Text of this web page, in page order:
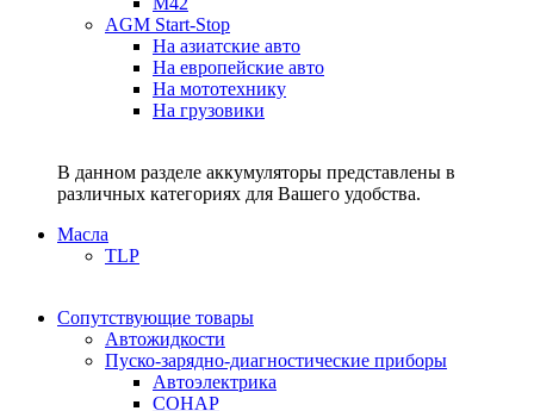
AGM Start-Stop
На азиатские авто
На европейские авто
На мототехнику
На грузовики
В данном разделе аккумуляторы представлены в
различных категориях для Вашего удобства.
Масла
TLP
Сопутствующие товары
Автожидкости
Пуско-зарядно-диагностические приборы
Автоэлектрика
СОНАР